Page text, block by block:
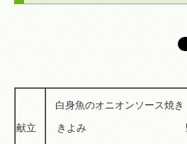
献立
白身魚のオニオンソース
きよみ 野菜